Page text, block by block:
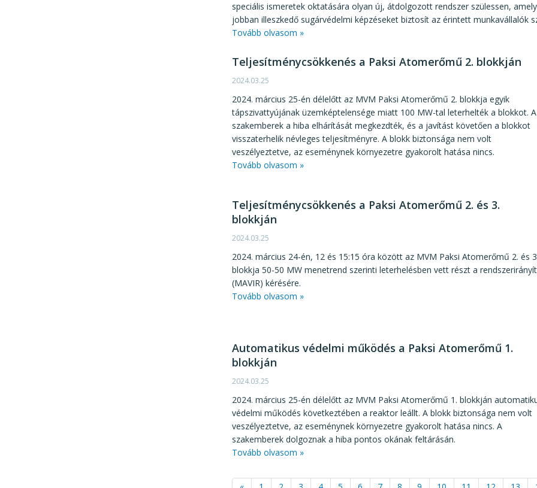
speciális ismeretek oktatására olyan új, átdolgozott rendszer szülessen, amely
jobban illeszkedő sugárvédelmi képzéseket biztosít az érintett munkavállalók
Tovább olvasom »
Teljesítménycsökkenés a Paksi Atomerőmű 2. blokkján
2024.03.25
2024. március 25-én délelőtt az MVM Paksi Atomerőmű 2. blokkja egyik
tápszivattyújának üzemképtelensége miatt 100 MW-tal leterhelték a blokkot. A
szakemberek a hiba elhárítását megkezdték, és a javítást követően a blokkot
visszaterhelik névleges teljesítményre. A blokk biztonsága nem volt
veszélyeztetve, az eseménynek környezetre gyakorolt hatása nincs.
Tovább olvasom »
Teljesítménycsökkenés a Paksi Atomerőmű 2. és 3.
blokkján
2024.03.25
2024. március 24-én, 12 és 15:15 óra között az MVM Paksi Atomerőmű 2. és
blokkja 50-50 MW menetrend szerinti leterhelésben vett részt a
(MAVIR) kérésére.
Tovább olvasom »
Automatikus védelmi működés a Paksi Atomerőmű 1.
blokkján
2024.03.25
2024. március 25-én délelőtt az MVM Paksi Atomerőmű 1. blokkján
védelmi működés következtében a reaktor leállt. A blokk biztonsága nem volt
veszélyeztetve, az eseménynek környezetre gyakorolt hatása nincs. A
szakemberek dolgoznak a hiba pontos okának feltárásán.
Tovább olvasom »